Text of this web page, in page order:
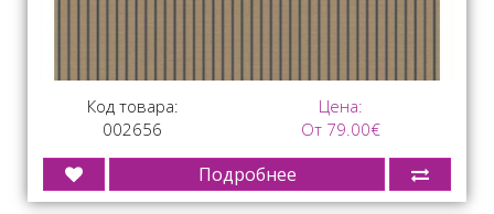
Код товара:
002656
Цена:
От 79.00€
Подробнее